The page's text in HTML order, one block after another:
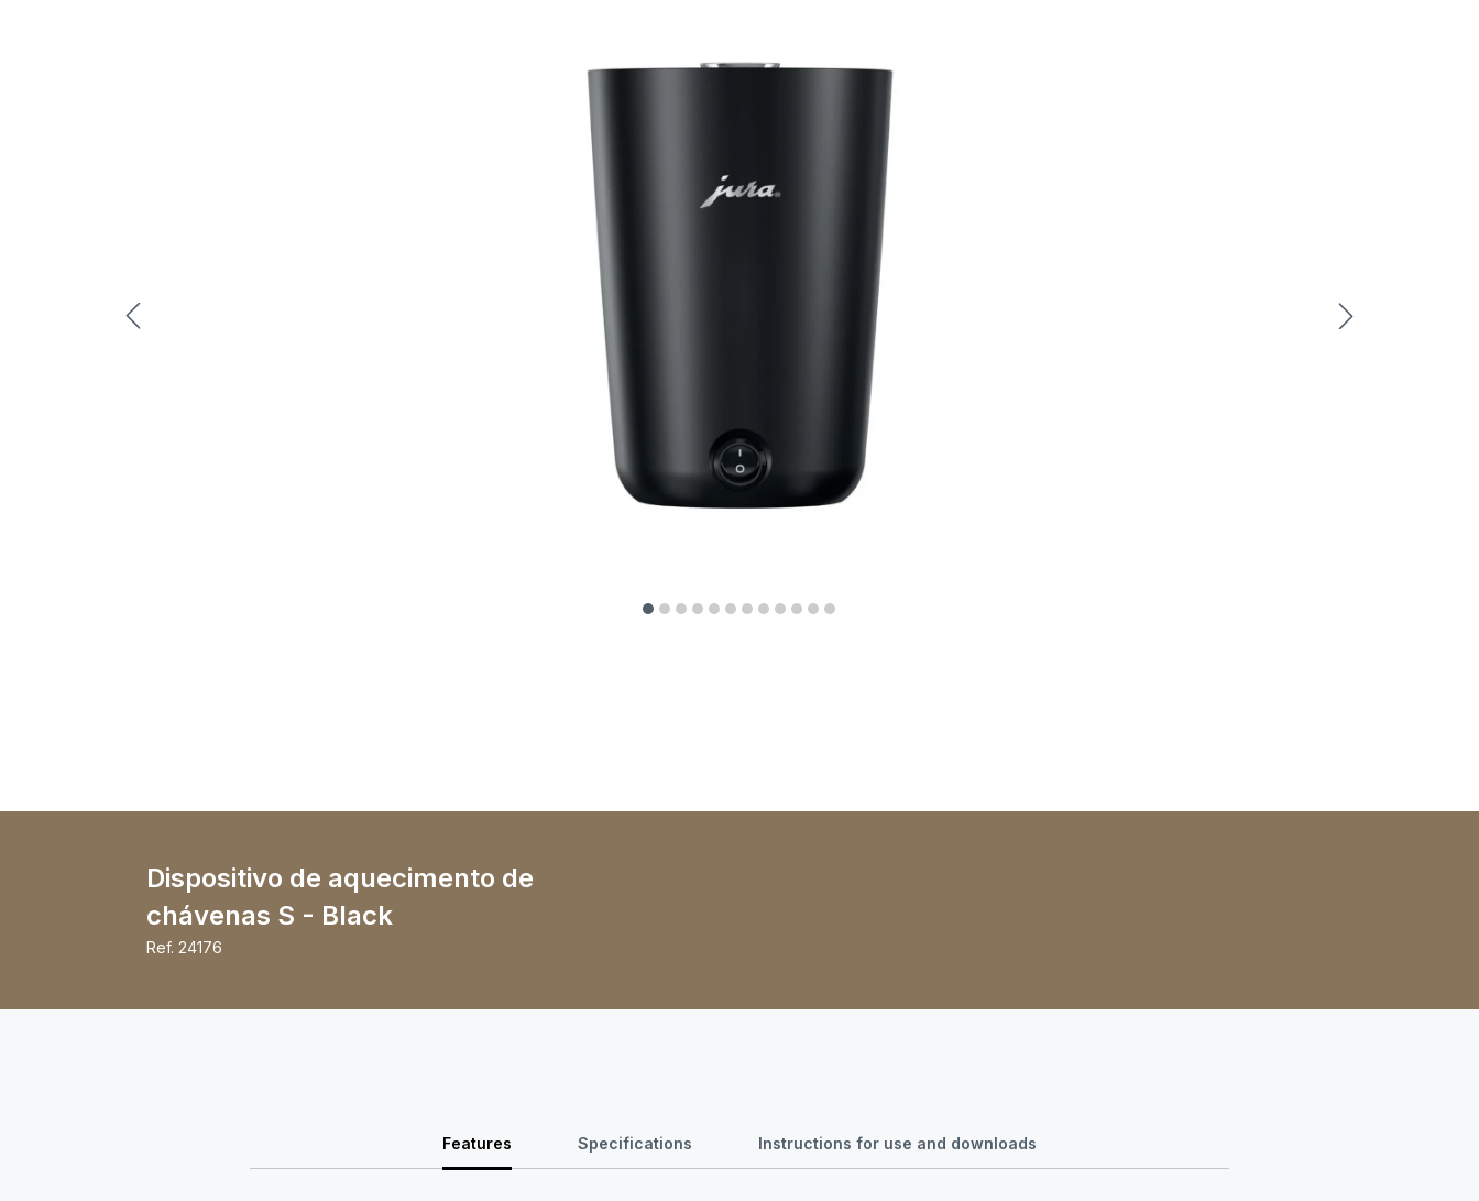
Dispositivo de aquecimento de
chávenas S - Black
Ref. 24176
Features Specifications Instructions for use and downloads